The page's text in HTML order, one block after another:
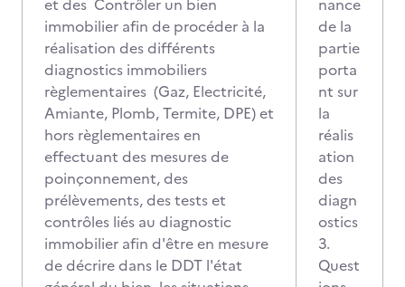
et des Contrôler un bien
immobilier afin de procéder à la
réalisation des différents
diagnostics immobiliers
règlementaires (Gaz, Electricité,
Amiante, Plomb, Termite, DPE) et
hors règlementaires en
effectuant des mesures de
poinçonnement, des
prélèvements, des tests et
contrôles liés au diagnostic
immobilier afin d'être en mesure
de décrire dans le DDT l'état
nance
de la
partie
porta
nt sur
la
réalis
ation
des
diagn
ostics
3.
Quest